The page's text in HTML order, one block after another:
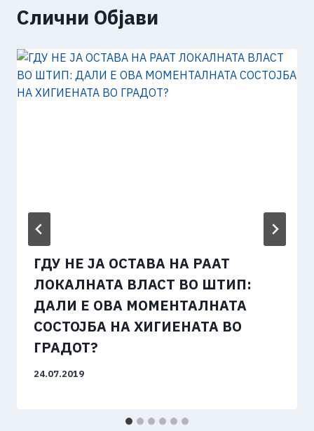
Слични Објави
ГДУ НЕ ЈА ОСТАВА НА РААТ
ЛОКАЛНАТА ВЛАСТ ВО ШТИП:
ДАЛИ Е ОВА МОМЕНТАЛНАТА
СОСТОЈБА НА ХИГИЕНАТА ВО
ГРАДОТ?
24.07.2019